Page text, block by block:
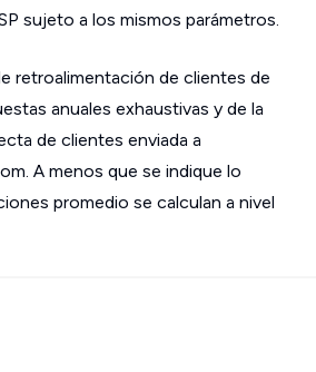
sujeto a los mismos parámetros.
retroalimentación de clientes de
anuales exhaustivas y de la
de clientes enviada a
A menos que se indique lo
promedio se calculan a nivel